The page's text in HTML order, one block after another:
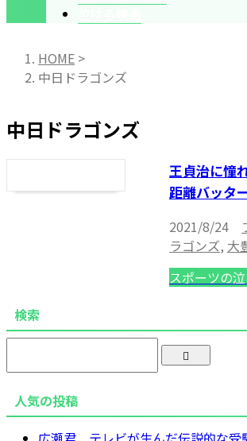
HOME >
中日ドラゴンズ
中日ドラゴンズ
王貞治に憧
距離バッタ
2021/8/24
ラゴンズ, 大
スポーツの
検索
人気の投稿